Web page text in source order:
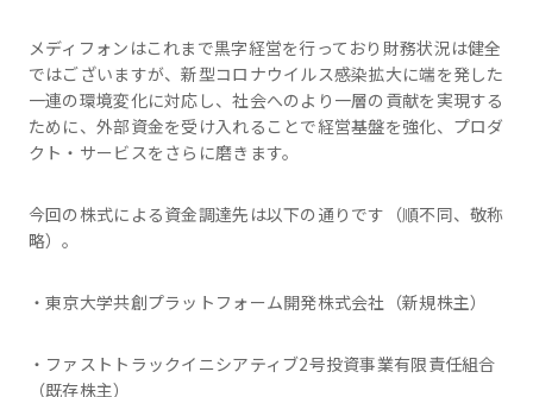
メディフォンはこれまで黒字経営を行っており財務状況は健全
ではございますが、新型コロナウイルス感染拡大に端を発した
一連の環境変化に対応し、社会へのより一層の貢献を実現する
ために、外部資金を受け入れることで経営基盤を強化、プロダ
クト・サービスをさらに磨きます。
今回の株式による資金調達先は以下の通りです（順不同、敬称
略）。
・東京大学共創プラットフォーム開発株式会社（新規株主）
・ファストトラックイニシアティブ2号投資事業有限責任組合
（既存株主）